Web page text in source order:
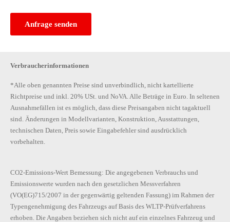
Leichtmetallräder "ROTARE AERO" 7J x 17" - 4 Stk.
Leseleuchten vorne dimmbar - 2 Stück
Leuchtweitenregulierung
Linkslenker
LM-Felgen 17" - ROTARE
Luftausströmer mit Chromrahmen
Make-up-Spiegel
Modul Boden hinten Ausführung 4
MSR (Motorschleppmomentregelung)
Nebelschlusslicht einseitig, Rückfahrlicht beidseitig
Netzprogramm - Netzset im Gepäckraum
Anfrage senden
Verbraucherinformationen
*Alle oben genannten Preise sind unverbindlich, nicht kartellierte
Richtpreise und inkl. 20% USt. und NoVA. Alle Beträge in Euro. In seltenen
Ausnahmefällen ist es möglich, dass diese Preisangaben nicht tagaktuell
sind. Änderungen in Modellvarianten, Konstruktion, Ausstattungen,
technischen Daten, Preis sowie Eingabefehler sind ausdrücklich
vorbehalten.
CO2-Emissions-Wert Bemessung: Die angegebenen Verbrauchs und
Emissionswerte wurden nach den gesetzlichen Messverfahren
(VO(EG)715/2007 in der gegenwärtig geltenden Fassung) im Rahmen der
Typengenehmigung des Fahrzeugs auf Basis des WLTP-Prüfverfahrens
erhoben. Die Angaben beziehen sich nicht auf ein einzelnes Fahrzeug und